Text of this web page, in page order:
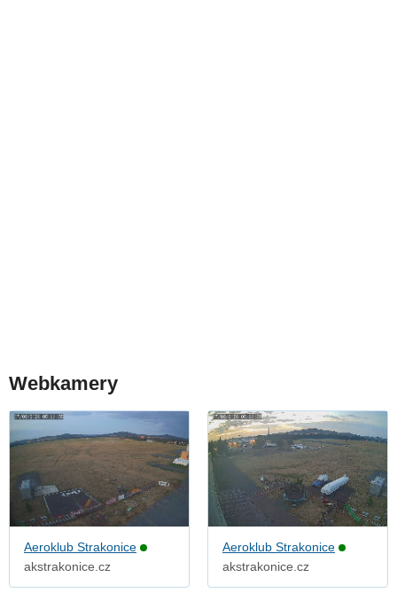
Webkamery
Aeroklub Strakonice
akstrakonice.cz
Aeroklub Strakonice
akstrakonice.cz